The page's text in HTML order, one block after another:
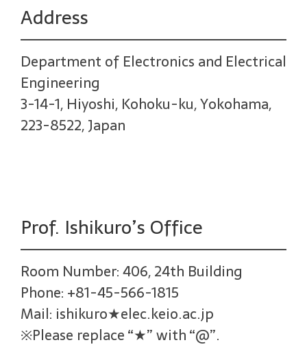
Address
Department of Electronics and Electrical
Engineering
3-14-1, Hiyoshi, Kohoku-ku, Yokohama,
223-8522, Japan
Prof. Ishikuro’s Office
Room Number: 406, 24th Building
Phone: +81-45-566-1815
Mail: ishikuro★elec.keio.ac.jp
※Please replace “★” with “@”.